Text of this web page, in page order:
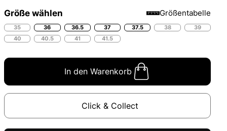
Größe wählen Größentabelle
35 36 36.5 37 37.5 38
39
40
40.5 41 41.5
In den Warenkorb
Click & Collect